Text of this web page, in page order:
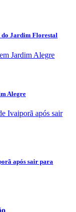
do Jardim Florestal
Alegre
após sair para